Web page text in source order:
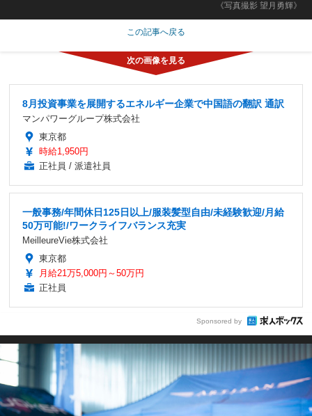
《写真撮影 望月勇輝》
この記事へ戻る
8月投資事業を展開するエネルギー企業で中国語の翻訳 通訳
マンパワーグループ株式会社
東京都
時給1,950円
正社員 / 派遣社員
一般事務/年間休日125日以上/服装髪型自由/未経験歓迎/月給
50万可能!/ワークライフバランス充実
MeilleureVie株式会社
東京都
月給21万5,000円～50万円
正社員
Sponsored by